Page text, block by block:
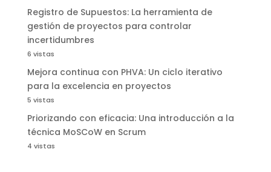
Registro de Supuestos: La herramienta de
gestión de proyectos para controlar
incertidumbres
6 vistas
Mejora continua con PHVA: Un ciclo iterativo
para la excelencia en proyectos
5 vistas
Priorizando con eficacia: Una introducción a la
técnica MoSCoW en Scrum
4 vistas